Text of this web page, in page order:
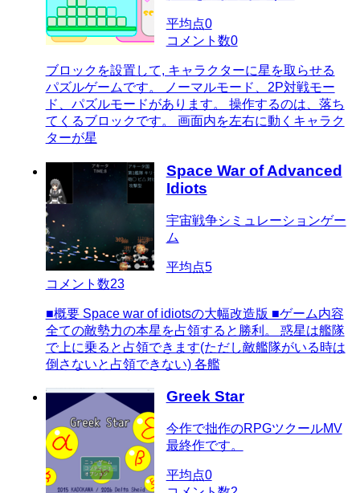
平均点0
コメント数0
ブロックを設置して, キャラクターに星を取らせる
パズルゲームです。 ノーマルモード、2P対戦モー
ド、パズルモードがあります。 操作するのは、落ち
てくるブロックです。 画面内を左右に動くキャラク
ターが星
Space War of Advanced
Idiots
宇宙戦争シミュレーションゲー
ム
平均点5
コメント数23
■概要 Space war of idiotsの大幅改造版 ■ゲーム内容
全ての敵勢力の本星を占領すると勝利。 惑星は艦隊
で上に乗ると占領できます(ただし敵艦隊がいる時は
倒さないと占領できない) 各艦
Greek Star
今作で拙作のRPGツクールMV
最終作です。
平均点0